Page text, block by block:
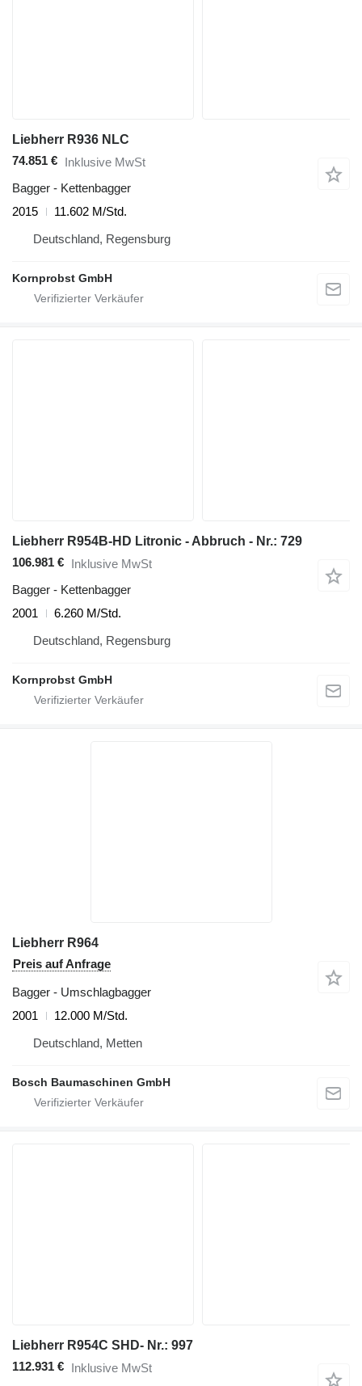
Liebherr R936 NLC
74.851 € Inklusive MwSt
Bagger - Kettenbagger
2015
11.602 M/Std.
Deutschland, Regensburg
Kornprobst GmbH
Liebherr R954B-HD Litronic - Abbruch - Nr.: 729
106.981 € Inklusive MwSt
Bagger - Kettenbagger
2001
6.260 M/Std.
Deutschland, Regensburg
Kornprobst GmbH
Liebherr R964
Preis auf Anfrage
Bagger - Umschlagbagger
2001
12.000 M/Std.
Deutschland, Metten
Bosch Baumaschinen GmbH
Liebherr R954C SHD- Nr.: 997
112.931 € Inklusive MwSt